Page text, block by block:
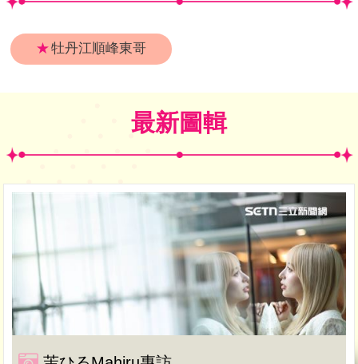
★牡丹江順峰東哥
最新圖輯